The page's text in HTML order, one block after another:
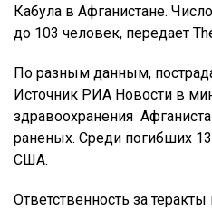
Кабула в Афганистане.
до 103 человек, передает
По разным данным,
Источник РИА Новости в
здравоохранения
раненых. Среди погибших
США.
Ответственность за